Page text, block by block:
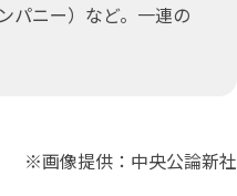
パニー）など。一連の
※画像提供：中央公論新社